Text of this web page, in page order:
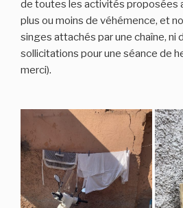
de toutes les activités proposées
plus ou moins de véhémence, et
singes attachés par une chaîne, ni
sollicitations pour une séance de
merci).